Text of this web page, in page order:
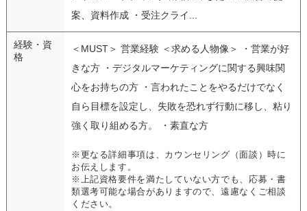
案、資料作成 ・受注クライ...
経験・資
格
＜MUST＞ 営業経験 ＜求める人物像＞ ・営業が好
きな方 ・デジタルマーケティングに関する興味関
心をお持ちの方 ・言われたことをやるだけでなく
自ら目標を設定し、失敗を恐れず行動に移し、粘り
強く取り組める方。 ・素直な方
※更なる詳細事項は、カウンセリング（面談）時に
お伝えします。
※上記資格要件を満たしていない方でも、応募・書
類選考可能な場合がありますので、遠慮なくご相談
ください。